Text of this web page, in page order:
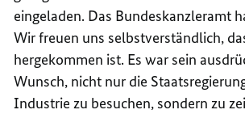
eingeladen. Das Bundeskanzleramt
Wir freuen uns selbstverständlich,
hergekommen ist. Es war sein
Wunsch, nicht nur die
Industrie zu besuchen, sondern zu